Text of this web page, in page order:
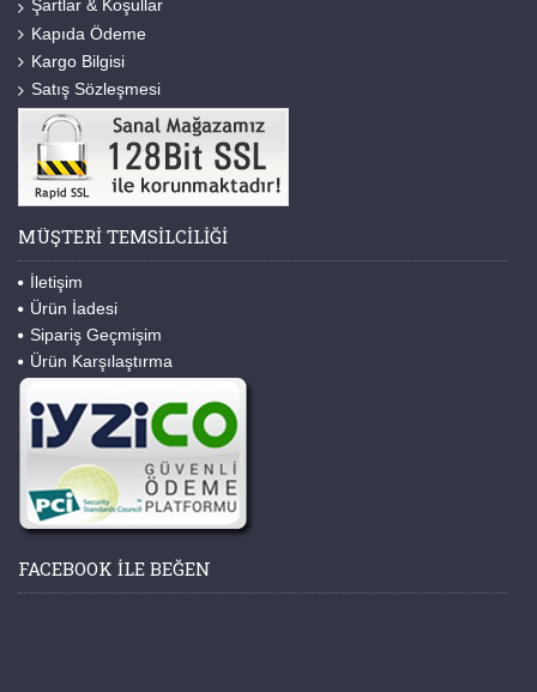
Şartlar & Koşullar
Kapıda Ödeme
Kargo Bilgisi
Satış Sözleşmesi
MÜŞTERI TEMSILCILIĞI
İletişim
Ürün İadesi
Sipariş Geçmişim
Ürün Karşılaştırma
FACEBOOK ILE BEĞEN